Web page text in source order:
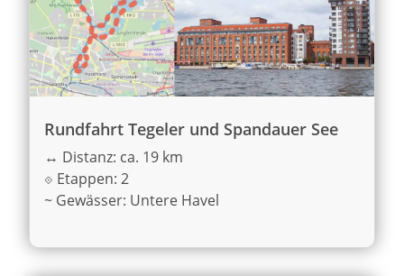
Rundfahrt Tegeler und Spandauer See
↔ Distanz: ca. 19 km
⟐ Etappen: 2
~ Gewässer: Untere Havel